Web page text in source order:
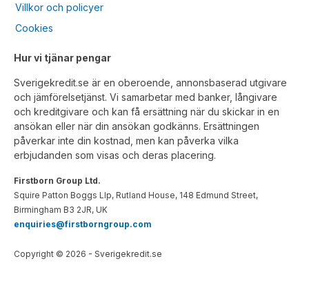
Villkor och policyer
Cookies
Hur vi tjänar pengar
Sverigekredit.se är en oberoende, annonsbaserad utgivare
och jämförelsetjänst. Vi samarbetar med banker, långivare
och kreditgivare och kan få ersättning när du skickar in en
ansökan eller när din ansökan godkänns. Ersättningen
påverkar inte din kostnad, men kan påverka vilka
erbjudanden som visas och deras placering.
Firstborn Group Ltd.
Squire Patton Boggs Llp, Rutland House, 148 Edmund Street,
Birmingham B3 2JR, UK
enquiries@firstborngroup.com
Copyright © 2026 - Sverigekredit.se